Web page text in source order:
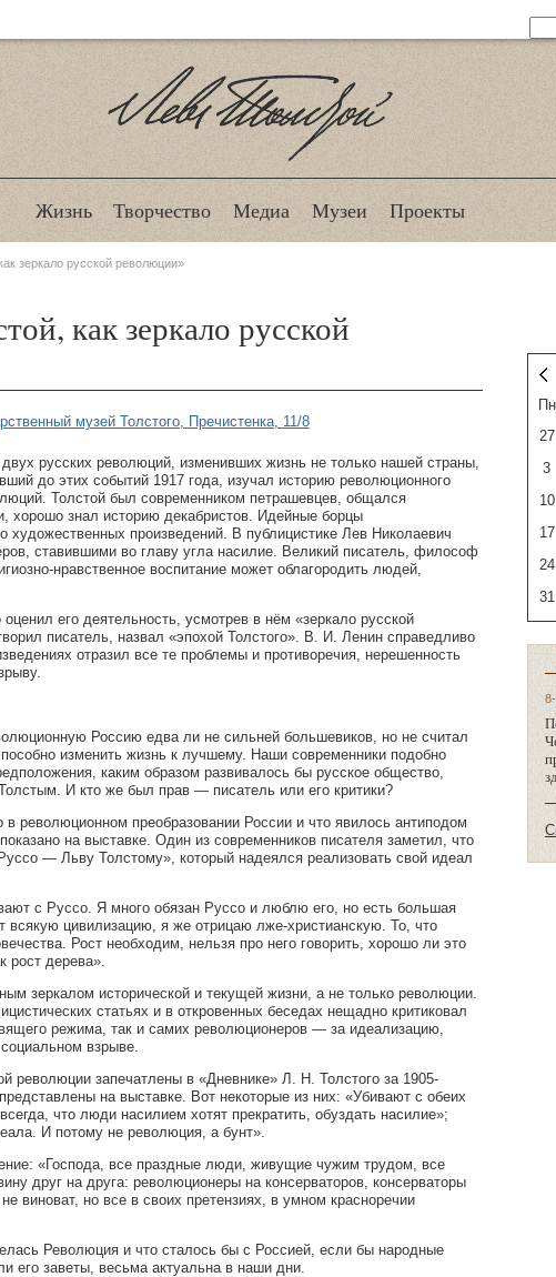
Лев Толстой
Жизнь Творчество Медиа Музеи Проекты
зеркало русской революции»
как зеркало русской
музей Толстого, Пречистенка, 11/8
русских революций, изменивших жизнь не только нашей страны,
до этих событий 1917 года, изучал историю революционного
Толстой был современником петрашевцев, общался
хорошо знал историю декабристов. Идейные борцы
художественных произведений. В публицистике Лев Николаевич
ставившими во главу угла насилие. Великий писатель, философ
нравственное воспитание может облагородить людей,
его деятельность, усмотрев в нём «зеркало русской
писатель, назвал «эпохой Толстого». В. И. Ленин справедливо
отразил все те проблемы и противоречия, нерешенность
Россию едва ли не сильней большевиков, но не считал
изменить жизнь к лучшему. Наши современники подобно
каким образом развивалось бы русское общество,
И кто же был прав — писатель или его критики?
революционном преобразовании России и что явилось антиподом
на выставке. Один из современников писателя заметил, что
— Льву Толстому», который надеялся реализовать свой идеал
с Руссо. Я много обязан Руссо и люблю его, но есть большая
всякую цивилизацию, я же отрицаю лже-христианскую. То, что
Рост необходим, нельзя про него говорить, хорошо ли это
дерева».
зеркалом исторической и текущей жизни, а не только революции.
статьях и в откровенных беседах нещадно критиковал
режима, так и самих революционеров — за идеализацию,
взрыве.
революции запечатлены в «Дневнике» Л. Н. Толстого за 1905-
на выставке. Вот некоторые из них: «Убивают с обеих
что люди насилием хотят прекратить, обуздать насилие»;
И потому не революция, а бунт».
«Господа, все праздные люди, живущие чужим трудом, все
друг на друга: революционеры на консерваторов, консерваторы
виноват, но все в своих претензиях, в умном красноречии
Революция и что сталось бы с Россией, если бы народные
его заветы, весьма актуальна в наши дни.
Пн
27
3
10
17
24
31